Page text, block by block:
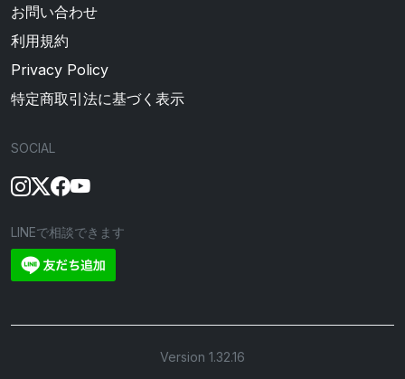
お問い合わせ
利用規約
Privacy Policy
特定商取引法に基づく表示
SOCIAL
LINEで相談できます
Version 1.32.16